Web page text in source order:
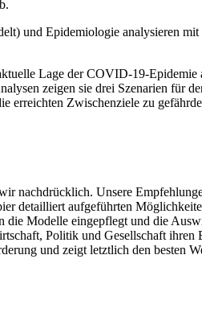
und Epidemiologie analysieren
Lage der COVID-19-
zeigen sie drei Szenarien für
erreichten Zwischenziele zu
nachdrücklich. Unsere
detailliert aufgeführten
die Modelle eingepflegt und die
Politik und Gesellschaft
und zeigt letztlich den besten